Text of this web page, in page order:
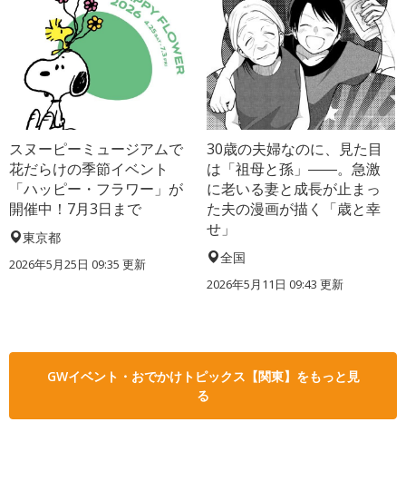
スヌーピーミュージアムで
花だらけの季節イベント
「ハッピー・フラワー」が
開催中！7月3日まで
東京都
2026年5月25日 09:35 更新
30歳の夫婦なのに、見た目
は「祖母と孫」――。急激
に老いる妻と成長が止まっ
た夫の漫画が描く「歳と幸
せ」
全国
2026年5月11日 09:43 更新
GWイベント・おでかけトピックス【関東】をもっと見
る